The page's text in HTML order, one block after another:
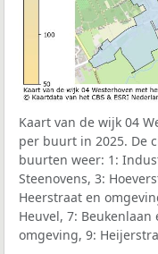
Kaart van de wijk 04
per buurt in 2025. De
buurten weer: 1:
Steenovens, 3:
Heerstraat en
Heuvel, 7:
omgeving, 9: